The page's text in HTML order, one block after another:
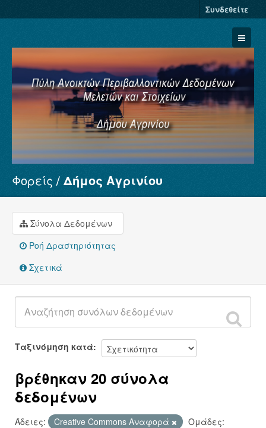
Συνδεθείτε
Σύνολα Δεδομένων
Φορείς
Ομάδες
Σχετικά
Φορείς Δήμος Αγρινίου
Σύνολα Δεδομένων
Ροή Δραστηριότητας
Σχετικά
Ταξινόμηση κατά
βρέθηκαν 20 σύνολα
δεδομένων
Άδειες: Creative Commons Αναφορά
Ομάδες: